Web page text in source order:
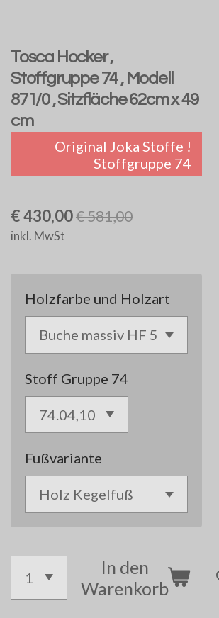
Tosca Hocker ,
Stoffgruppe 74 , Modell
871/0 , Sitzfläche 62cm x 49
cm
Original Joka Stoffe !
Stoffgruppe 74
€ 430,00€ 581,00
inkl. MwSt
Holzfarbe und Holzart
Stoff Gruppe 74
Fußvariante
In den
Warenkorb